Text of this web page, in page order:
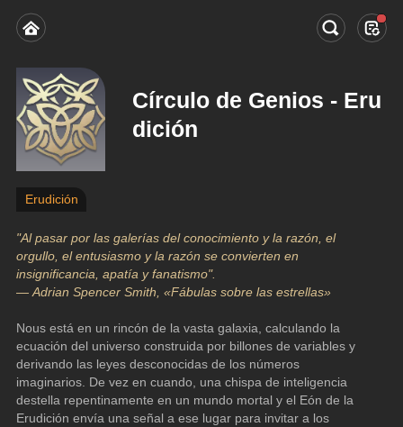
Círculo de Genios - Eru
dición
Erudición
"Al pasar por las galerías del conocimiento y la razón, el
orgullo, el entusiasmo y la razón se convierten en
insignificancia, apatía y fanatismo".
— Adrian Spencer Smith, «Fábulas sobre las estrellas»
Nous está en un rincón de la vasta galaxia, calculando la
ecuación del universo construida por billones de variables y
derivando las leyes desconocidas de los números
imaginarios. De vez en cuando, una chispa de inteligencia
destella repentinamente en un mundo mortal y el Eón de la
Erudición envía una señal a ese lugar para invitar a los